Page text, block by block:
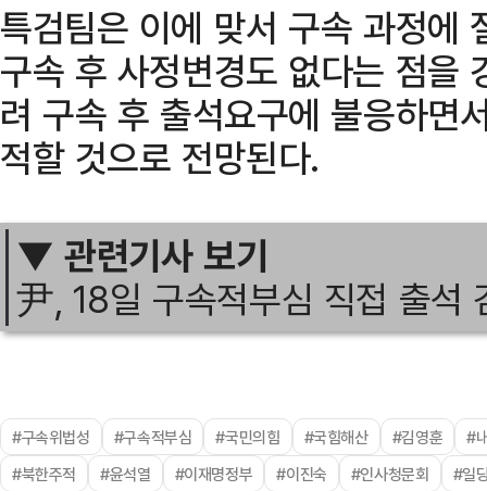
특검팀은 이에 맞서 구속 과정에
구속 후 사정변경도 없다는 점을
려 구속 후 출석요구에 불응하면
적할 것으로 전망된다.
▼ 관련기사 보기
尹, 18일 구속적부심 직접 출석
#구속위법성 #구속적부심 #국민의힘 #국힘해산 #김영훈
#
#북한주적
#윤석열 #이재명정부 #이진숙 #인사청문회
#일